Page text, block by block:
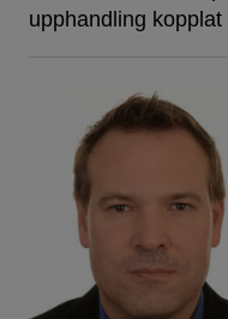
upphandling